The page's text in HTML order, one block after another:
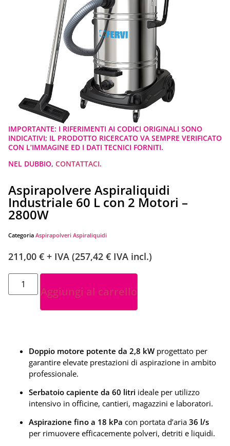
IMPORTANTE: I RIFERIMENTI AI CODICI ORIGINALI SONO
INDICATIVI; IL PRODOTTO RICERCATO VA SEMPRE VERIFICATO
CON L’IMMAGINE ED I DATI TECNICI FORNITI.
NEL DUBBIO, CONTATTACI.
Aspirapolvere Aspiraliquidi
Industriale 60 L con 2 Motori –
2800W
Categoria Aspirapolveri Aspiraliquidi
211,00 € + IVA (257,42 € IVA incl.)
Aggiungi al carrello
Doppio motore potente da 2,8 kW progettato per
garantire elevate prestazioni di aspirazione in ambito
professionale.
Serbatoio capiente da 60 litri ideale per utilizzo
intensivo in officine, cantieri, magazzini e laboratori.
Aspirazione fino a 18 kPa con portata d’aria 36 l/s
per rimuovere efficacemente polveri, detriti e liquidi.